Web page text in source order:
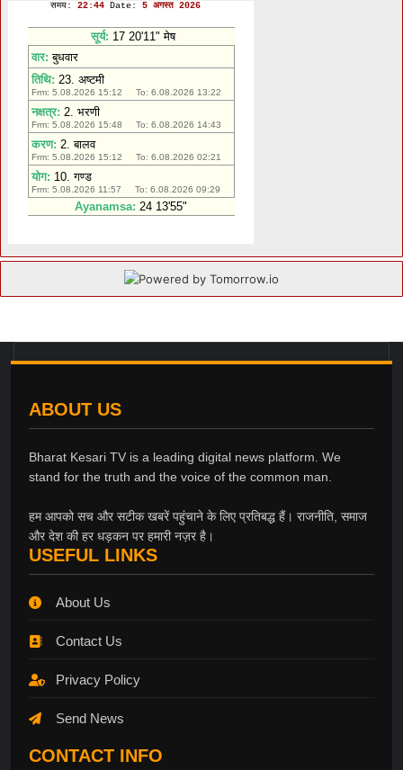
ABOUT US
Bharat Kesari TV is a leading digital news platform. We
stand for the truth and the voice of the common man.
हम आपको सच और सटीक खबरें पहुंचाने के लिए प्रतिबद्ध हैं। राजनीति, समाज
और देश की हर धड़कन पर हमारी नज़र है।
USEFUL LINKS
About Us
Contact Us
Privacy Policy
Send News
CONTACT INFO